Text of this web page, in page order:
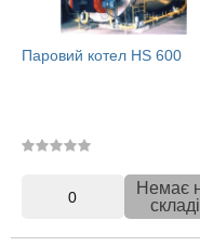
Паровий котел HS 600
0
Немає
складі